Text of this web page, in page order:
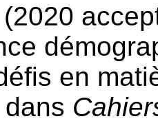
(2020
en